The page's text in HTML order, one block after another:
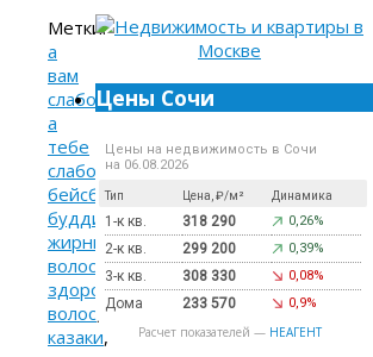
Метки:
а
вам
слабо ,
а
тебе
слабо
бейсболка
буддисты,
жирные
волосы,
здоровье
волос
казаки,
Цены Сочи
Цены на недвижимость в Сочи
на 06.08.2026
Тип Цена, ₽/м² Динамика
1-к кв. 318 290 0,26%
2-к кв. 299 200 0,39%
3-к кв. 308 330 0,08%
Дома 233 570 0,9%
Расчет показателей — НЕАГЕНТ